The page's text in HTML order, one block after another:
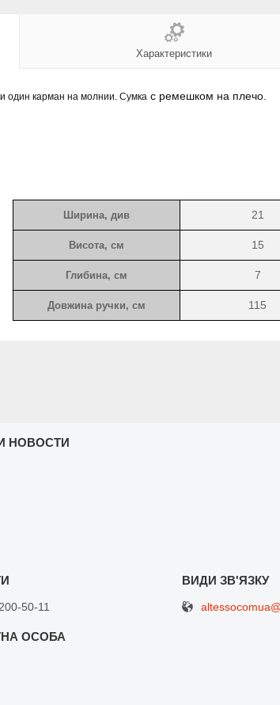
Характеристики
один карман на молнии. Сумка с ремешком на плечо.
Ширина, див 21
Висота, см 15
Глибина, см 7
Довжина ручки, см 115
НОВОСТИ
50-11